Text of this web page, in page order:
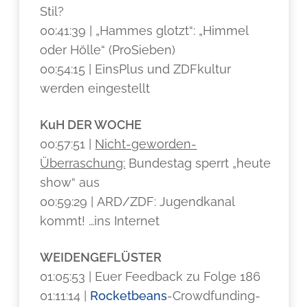
Stil?
00:41:39 | „Hammes glotzt“: „Himmel
oder Hölle“ (ProSieben)
00:54:15 | EinsPlus und ZDFkultur
werden eingestellt
KuH DER WOCHE
00:57:51 | Nicht-geworden-
Überraschung: Bundestag sperrt „heute
show“ aus
00:59:29 | ARD/ZDF: Jugendkanal
kommt! …ins Internet
WEIDENGEFLÜSTER
01:05:53 | Euer Feedback zu Folge 186
01:11:14 | Rocketbeans-Crowdfunding-